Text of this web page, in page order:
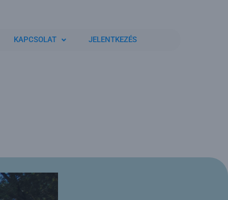
KAPCSOLAT JELENTKEZÉS